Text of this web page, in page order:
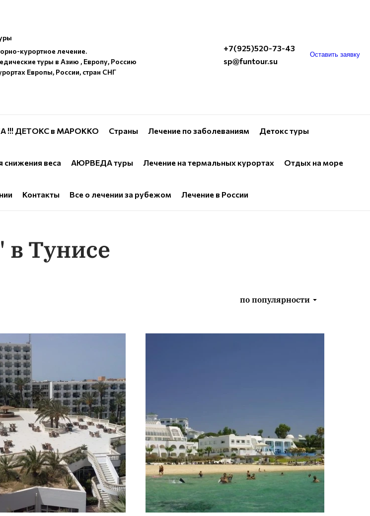
курортное лечение.
туры в Азию , Европу, Россию
Европы, России, стран СНГ
+7(925)520-73-43
sp@funtour.su
Оставить заявку
!!! ДЕТОКС в МАРОККО Страны Лечение по заболеваниям Детокс туры
снижения веса АЮРВЕДА туры Лечение на термальных курортах Отдых на море
Контакты Все о лечении за рубежом Лечение в России
Тунисе
по популярности